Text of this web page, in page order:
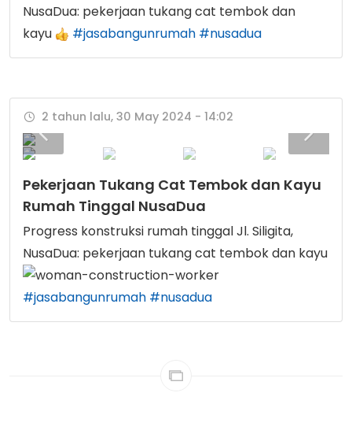
NusaDua: pekerjaan tukang cat tembok dan
kayu
#jasabangunrumah #nusadua
2 tahun lalu, 30 May 2024 - 14:02
Pekerjaan Tukang Cat Tembok dan Kayu
Rumah Tinggal NusaDua
Progress konstruksi rumah tinggal Jl. Siligita,
NusaDua: pekerjaan tukang cat tembok dan kayu
#jasabangunrumah #nusadua